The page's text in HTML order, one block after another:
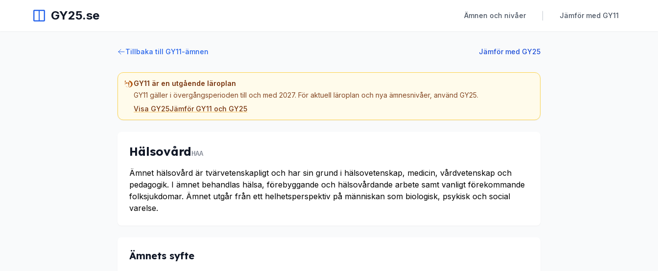
GY25.se Ämnen och nivåer Jämför med GY11
Tillbaka till GY11-ämnen Jämför med GY25
GY11 är en utgående läroplan
GY11 gäller i övergångsperioden till och med 2027. För aktuell läroplan och nya ämnesnivåer, använd GY25.
Visa GY25Jämför GY11 och GY25
HälsovårdHAA
Ämnet hälsovård är tvärvetenskapligt och har sin grund i hälsovetenskap, medicin, vårdvetenskap och
pedagogik. I ämnet behandlas hälsa, förebyggande och hälsovårdande arbete samt vanligt förekommande
folksjukdomar. Ämnet utgår från ett helhetsperspektiv på människan som biologisk, psykisk och social
varelse.
Ämnets syfte